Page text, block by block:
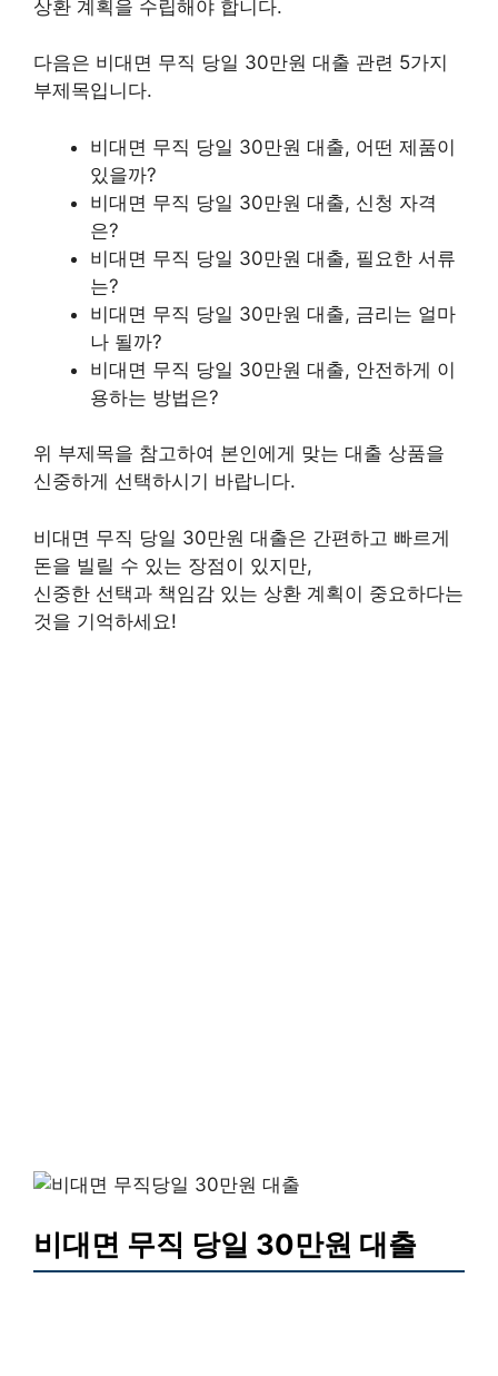
상환 계획을 수립해야 합니다.
다음은 비대면 무직 당일 30만원 대출 관련 5가지
부제목입니다.
비대면 무직 당일 30만원 대출, 어떤 제품이
있을까?
비대면 무직 당일 30만원 대출, 신청 자격
은?
비대면 무직 당일 30만원 대출, 필요한 서류
는?
비대면 무직 당일 30만원 대출, 금리는 얼마
나 될까?
비대면 무직 당일 30만원 대출, 안전하게 이
용하는 방법은?
위 부제목을 참고하여 본인에게 맞는 대출 상품을
신중하게 선택하시기 바랍니다.
비대면 무직 당일 30만원 대출은 간편하고 빠르게
돈을 빌릴 수 있는 장점이 있지만,
신중한 선택과 책임감 있는 상환 계획이 중요하다는
것을 기억하세요!
비대면 무직 당일 30만원 대출